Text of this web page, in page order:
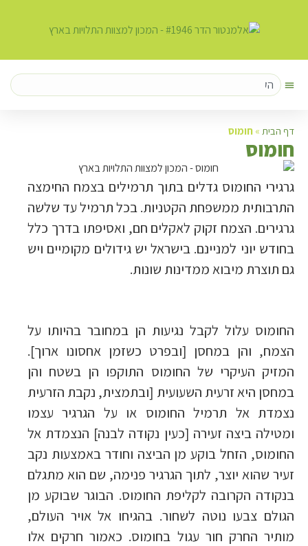
דף הבית » חומוס
חומוס
גרגירי החומוס גדלים בתוך תרמילים בצמח החימצה
התרבותית ממשפחת הקטניות. בכל תרמיל עד שלשה
גרגירים. הצמח זקוק לאקלים חם, ואסיפתו בדרך כלל
בחודש יוני למניינם. בישראל יש גידולים מקומיים ויש
גם תוצרת מיבוא ממדינות שונות.
החומוס עלול לקבל נגיעות הן במחובר בהיותו על
הצמח, והן במחסן [ובפרט כשזמן אחסונו ארוך].
המזיק העיקרי של החומוס התוקפו הן בשטח והן
במחסן היא זרעית השעועית [ובתמצית, נקבת הזרעית
נצמדת אל תרמיל החומוס או על הגרגיר עצמו
ומטילה ביצה זעירה [כעין נקודה לבנה] הנצמדת אל
החומוס, הזחל בוקע מן הביצה וחודר באמצעות נקב
זעיר שהוא יוצר, לתוך הגרגיר פנימה, שם הוא מתגלם
בנקודה הקרובה לקליפת החומוס. הבוגר שבוקע מן
הגולם צבעו נוטה לשחור. בהגיחו אל אויר העולם,
מותיר החרק חור עגול בחומוס. כאמור חרקים אלו